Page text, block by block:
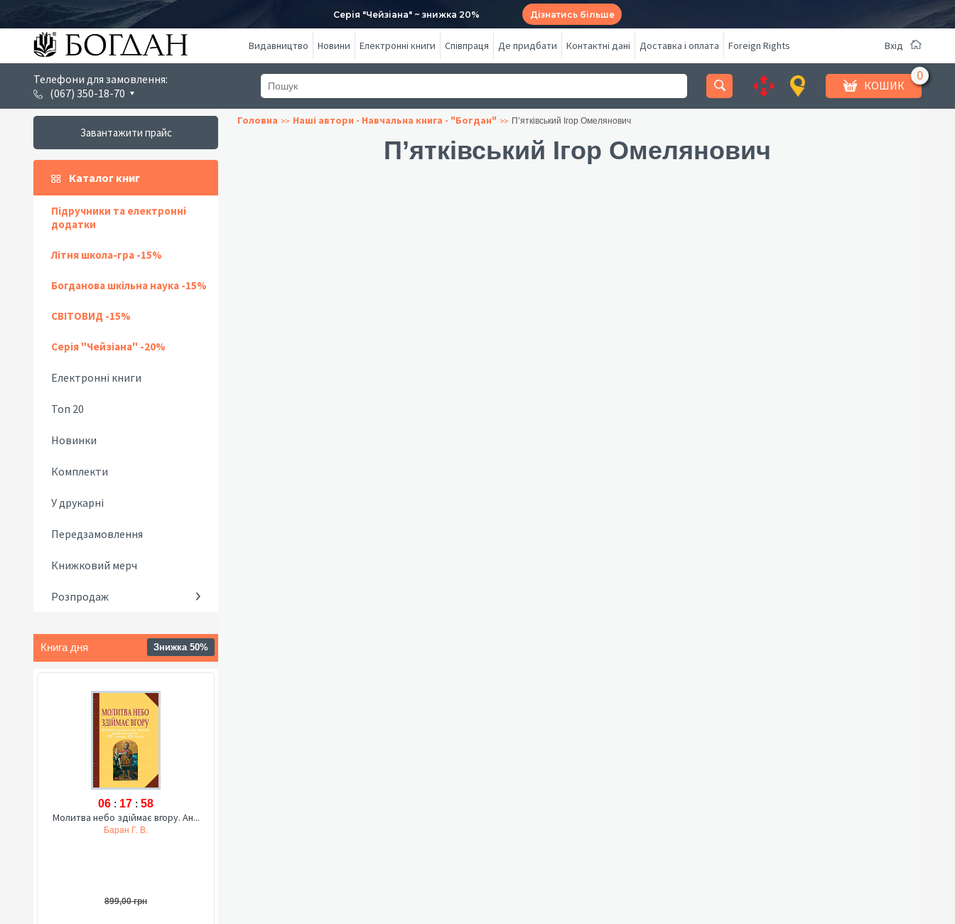
Серія "Чейзіана" ~ знижка 20% Дізнатись більше
Видавництво Новини Електронні книги Співпраця Де придбати Контактні дані Доставка і оплата Foreign Rights Вхід
Телефони для замовлення:
(067) 350-18-70
КОШИК
Завантажити прайс
Каталог книг
Підручники та електронні
додатки
Літня школа-гра -15%
Богданова шкільна наука -15%
СВІТОВИД -15%
Серія "Чейзіана" -20%
Електронні книги
Топ 20
Новинки
Комплекти
У друкарні
Передзамовлення
Книжковий мерч
Розпродаж
Книга дня Знижка 50%
06 : 17 : 57
Молитва небо здіймає вгору. Ан...
Баран Г. В.
899,00 грн
Головна Наші автори - Навчальна книга - "Богдан" П’ятківський Ігор Омелянович
П’ятківський Ігор Омелянович